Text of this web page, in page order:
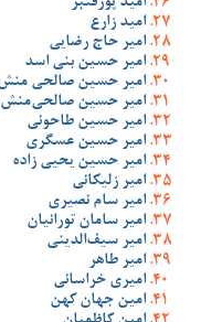
امید پورقنبر
امید زارع
امیر حاج رضایی
امیر حسین بنی اسد
امیر حسین صالحی
امیر حسین صالحی‌منش
امیر حسین طاحونی
امیر حسین عسگری
امیر حسین یحیی زاده
امیر زلیکانی
امیر سام نصیری
امیر سامان تورانیان
امیر سیف‌الدینی
امیر طاهر
امیری خراسانی
امین جهان کهن